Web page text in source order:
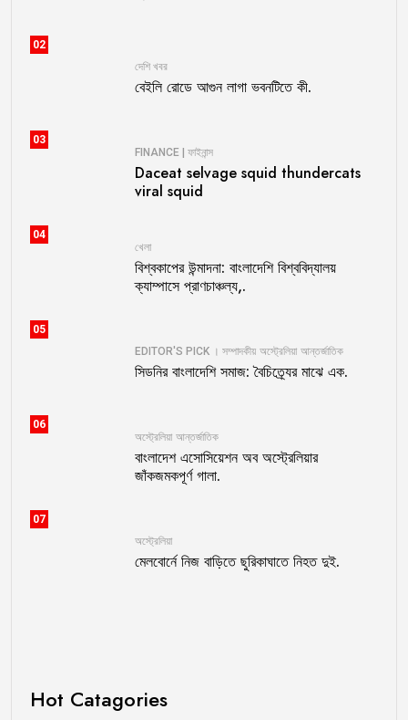
02
দেশি খবর
বেইলি রোডে আগুন লাগা ভবনটিতে কী.
03
FINANCE | ফাইনান্স
Daceat selvage squid thundercats
viral squid
04
খেলা
বিশ্বকাপের উন্মাদনা: বাংলাদেশি বিশ্ববিদ্যালয়
ক্যাম্পাসে প্রাণচাঞ্চল্য,.
05
EDITOR'S PICK । সম্পাদকীয় অস্ট্রেলিয়া আন্তর্জাতিক
সিডনির বাংলাদেশি সমাজ: বৈচিত্র্যের মাঝে এক.
06
অস্ট্রেলিয়া আন্তর্জাতিক
বাংলাদেশ এসোসিয়েশন অব অস্ট্রেলিয়ার
জাঁকজমকপূর্ণ গালা.
07
অস্ট্রেলিয়া
মেলবোর্নে নিজ বাড়িতে ছুরিকাঘাতে নিহত দুই.
Hot Catagories